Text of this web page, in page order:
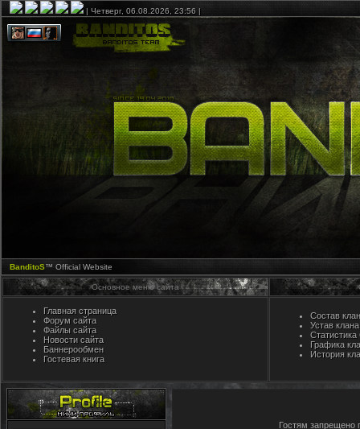
| Четверг, 06.08.2026, 23:56 |
BanditoS™ Official Website
Основное меню сайта
Главная страница
Форум сайта
Файлы сайта
Новости сайта
Баннерообмен
Гостевая книга
Состав
Устав клана
Статистика
Графика
История
Гостям запрещено